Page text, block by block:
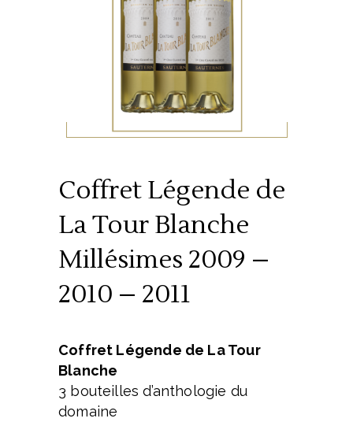
Coffret Légende de
La Tour Blanche
Millésimes 2009 –
2010 – 2011
Coffret Légende de La Tour
Blanche
3 bouteilles d’anthologie du
domaine